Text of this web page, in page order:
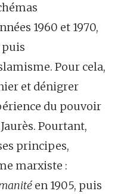
1960 et 1970,
Pour cela,
et dénigrer
du pouvoir
Pourtant,
principes,
marxiste :
en 1905, puis